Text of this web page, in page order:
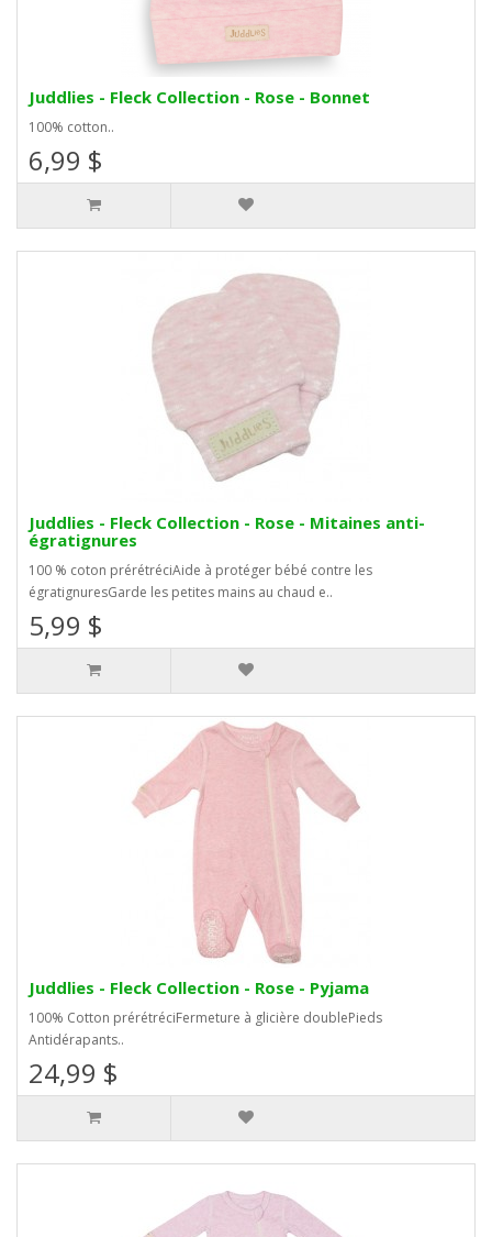
Juddlies - Fleck Collection - Rose - Bonnet
100% cotton..
6,99 $
Juddlies - Fleck Collection - Rose - Mitaines anti-
égratignures
100 % coton prérétréciAide à protéger bébé contre les
égratignuresGarde les petites mains au chaud e..
5,99 $
Juddlies - Fleck Collection - Rose - Pyjama
100% Cotton prérétréciFermeture à glicière doublePieds
Antidérapants..
24,99 $